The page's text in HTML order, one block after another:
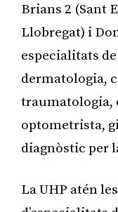
Brians 2 (Sant
Llobregat) i
especialitats
dermatologia,
traumatologia,
optometrista,
diagnòstic per
La UHP atén